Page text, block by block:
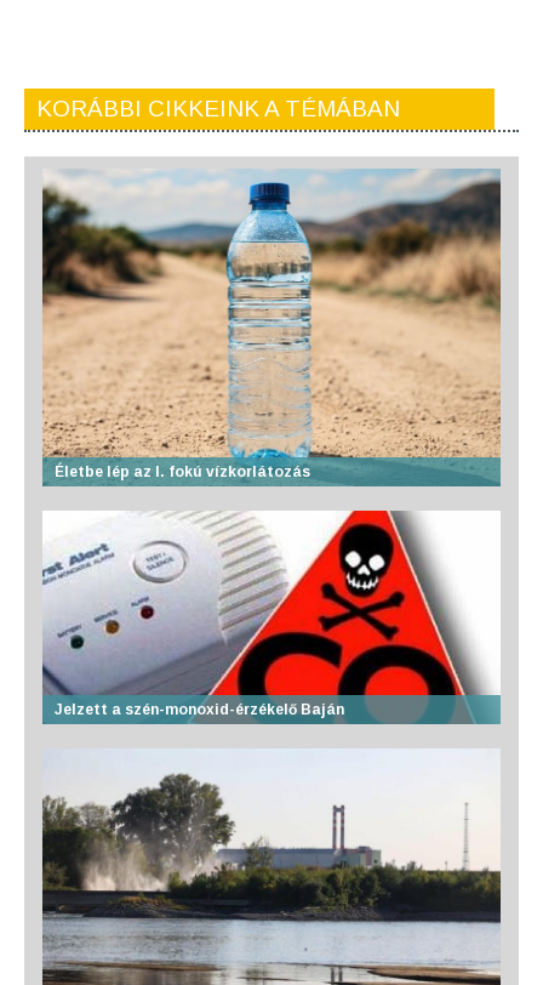
KORÁBBI CIKKEINK A TÉMÁBAN
Életbe lép az I. fokú vízkorlátozás
Jelzett a szén-monoxid-érzékelő Baján